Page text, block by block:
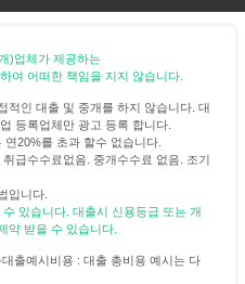
)업체가 제공하는
여 어떠한 책임을 지지 않습니다.
적인 대출 및 중개를 하지 않습니다. 대
등록업체만 광고 등록 합니다.
20%를 초과 할수 없습니다.
급수수료없음. 중개수수료 없음. 조기
입니다.
있습니다. 대출시 신용등급 또는 개
약 받을 수 있습니다.
출예시비용 : 대출 총비용 예시는 다